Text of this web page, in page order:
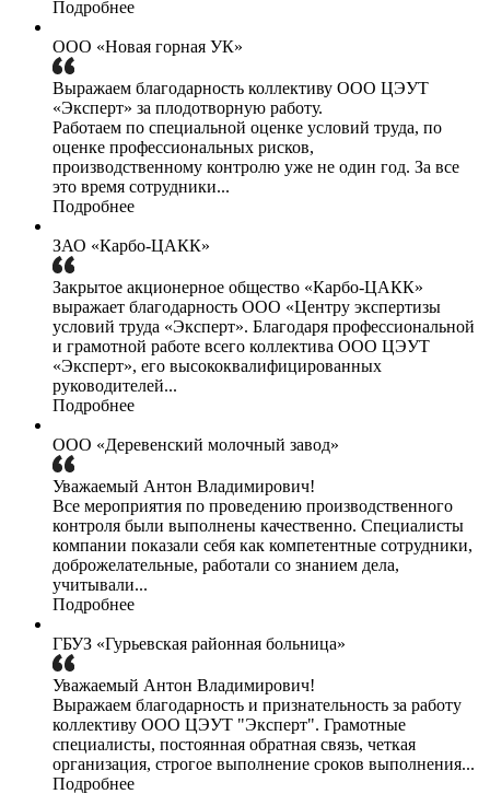
Подробнее
ООО «Новая горная УК»
Выражаем благодарность коллективу ООО ЦЭУТ
«Эксперт» за плодотворную работу.
Работаем по специальной оценке условий труда, по
оценке профессиональных рисков,
производственному контролю уже не один год. За все
это время сотрудники...
Подробнее
ЗАО «Карбо-ЦАКК»
Закрытое акционерное общество «Карбо-ЦАКК»
выражает благодарность ООО «Центру экспертизы
условий труда «Эксперт». Благодаря профессиональной
и грамотной работе всего коллектива ООО ЦЭУТ
«Эксперт», его высококвалифицированных
руководителей...
Подробнее
ООО «Деревенский молочный завод»
Уважаемый Антон Владимирович!
Все мероприятия по проведению производственного
контроля были выполнены качественно. Специалисты
компании показали себя как компетентные сотрудники,
доброжелательные, работали со знанием дела,
учитывали...
Подробнее
ГБУЗ «Гурьевская районная больница»
Уважаемый Антон Владимирович!
Выражаем благодарность и признательность за работу
коллективу ООО ЦЭУТ "Эксперт". Грамотные
специалисты, постоянная обратная связь, четкая
организация, строгое выполнение сроков выполнения...
Подробнее